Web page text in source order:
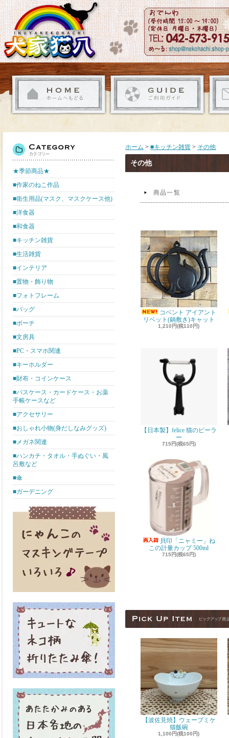
★季節商品★
■作家のねこ作品
■衛生用品(マスク、マスクケース他)
■洋食器
■和食器
■キッチン雑貨
■生活雑貨
■インテリア
■置物・飾り物
■フォトフレーム
■バッグ
■ポーチ
■文房具
■PC・スマホ関連
■キーホルダー
■財布・コインケース
■パスケース・カードケース・お薬
手帳ケースなど
■アクセサリー
■おしゃれ小物(身だしなみグッズ)
■メガネ関連
■ハンカチ・タオル・手ぬぐい・風
呂敷など
■傘
■ガーデニング
ホーム > ■キッチン雑貨 > その他
その他
商品一覧
コベント アイアント
リベット(鍋敷き)キャット
1,210円(税110円)
【日本製】felice 猫のピーラ
ー
715円(税65円)
貝印「ニャミー」ね
この計量カップ 500ml
715円(税65円)
【波佐見焼】ウェーブミケ
猫飯碗
1,100円(税100円)